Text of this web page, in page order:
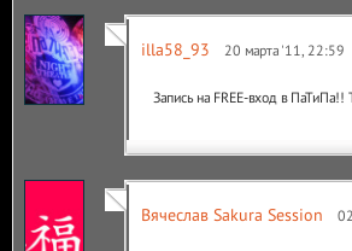
illa58_93 20 марта '11, 22:59
Запись на FREE-вход в
Вячеслав Sakura Session